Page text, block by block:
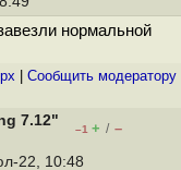
нормальной
Cообщить модератору
7.12"
–1 + / –
22, 10:48